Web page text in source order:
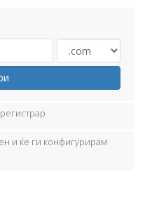
и ќе ги конфигурирам